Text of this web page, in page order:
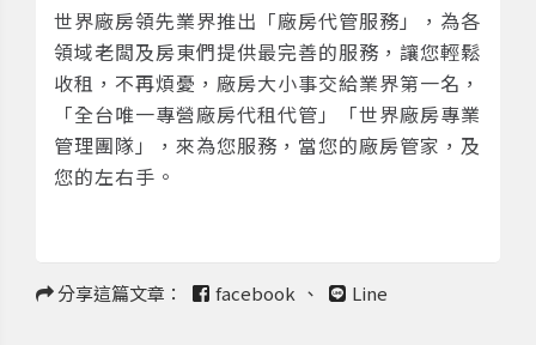
世界廠房領先業界推出「廠房代管服務」，為各
領域老闆及房東們提供最完善的服務，讓您輕鬆
收租，不再煩憂，廠房大小事交給業界第一名，
「全台唯一專營廠房代租代管」「世界廠房專業
管理團隊」，來為您服務，當您的廠房管家，及
您的左右手。
分享這篇文章： facebook 、 Line